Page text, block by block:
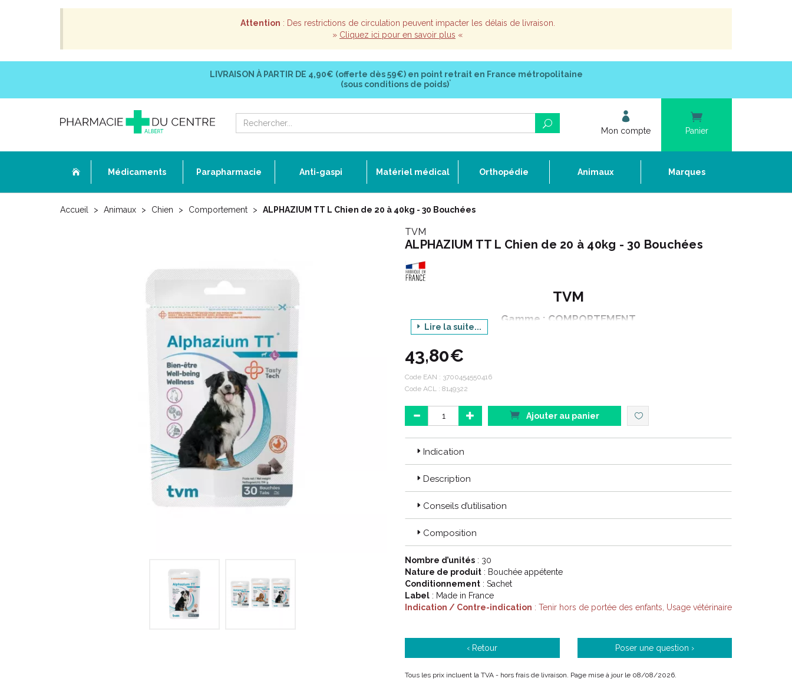
Attention : Des restrictions de circulation peuvent impacter les délais de livraison.
» Cliquez ici pour en savoir plus «
LIVRAISON À PARTIR DE 4,90€ (offerte dès 59€) en point retrait en France métropolitaine
(sous conditions de poids)*
Mon compte Panier
Médicaments Parapharmacie Anti-gaspi Matériel médical Orthopédie Animaux Marques
Accueil Animaux Chien Comportement ALPHAZIUM TT L Chien de 20 à 40kg - 30 Bouchées
TVM
ALPHAZIUM TT L Chien de 20 à 40kg - 30 Bouchées
TVM
Gamme : COMPORTEMENT
Conditionnement : 30 bouchées
Code ACL : 8149322
Lire la suite...
43,80€
Code EAN : 3700454550416
Code ACL : 8149322
Ajouter au panier
Indication
Description
Conseils d’utilisation
Composition
Nombre d’unités : 30
Nature de produit : Bouchée appétente
Conditionnement : Sachet
Label : Made in France
Indication / Contre-indication : Tenir hors de portée des enfants, Usage vétérinaire
‹ Retour Poser une question ›
Tous les prix incluent la TVA - hors frais de livraison. Page mise à jour le 08/08/2026.